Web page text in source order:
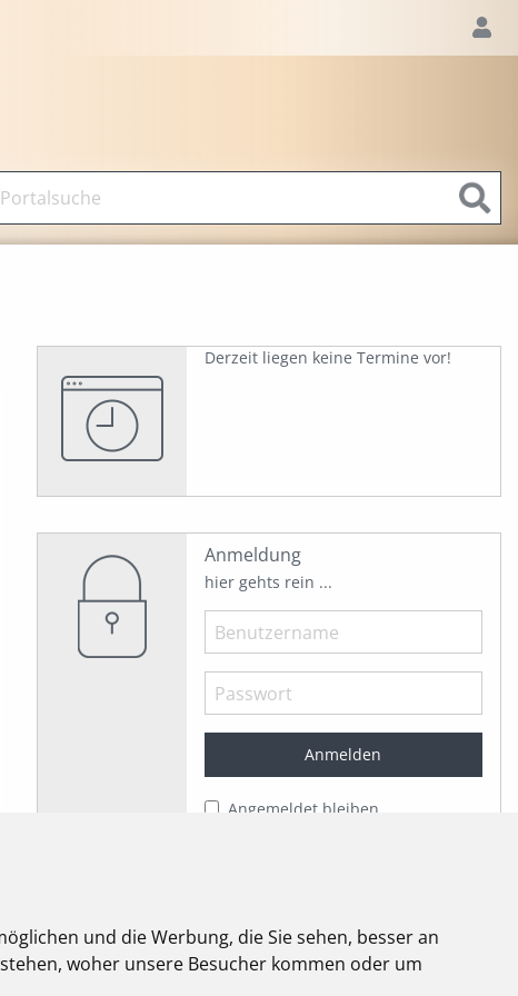
und die Werbung, die Sie sehen, besser an
woher unsere Besucher kommen oder um
Derzeit liegen keine Termine vor!
Anmeldung
hier gehts rein ...
Angemeldet bleiben
elektroforum